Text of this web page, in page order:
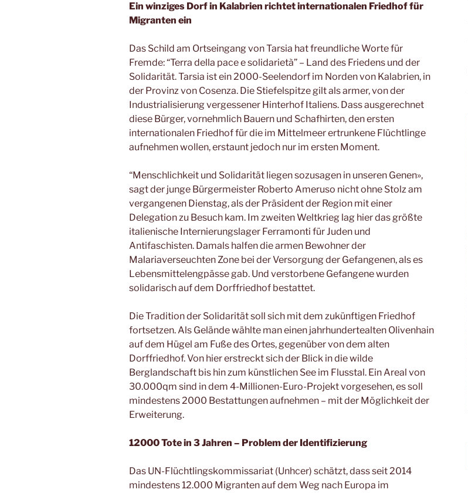
Ein winziges Dorf in Kalabrien richtet internationalen Friedhof für
Migranten ein
Das Schild am Ortseingang von Tarsia hat freundliche Worte für
Fremde: “Terra della pace e solidarietà” – Land des Friedens und der
Solidarität. Tarsia ist ein 2000-Seelendorf im Norden von Kalabrien, in
der Provinz von Cosenza. Die Stiefelspitze gilt als armer, von der
Industrialisierung vergessener Hinterhof Italiens. Dass ausgerechnet
diese Bürger, vornehmlich Bauern und Schafhirten, den ersten
internationalen Friedhof für die im Mittelmeer ertrunkene Flüchtlinge
aufnehmen wollen, erstaunt jedoch nur im ersten Moment.
“Menschlichkeit und Solidarität liegen sozusagen in unseren Genen»,
sagt der junge Bürgermeister Roberto Ameruso nicht ohne Stolz am
vergangenen Dienstag, als der Präsident der Region mit einer
Delegation zu Besuch kam. Im zweiten Weltkrieg lag hier das größte
italienische Internierungslager Ferramonti für Juden und
Antifaschisten. Damals halfen die armen Bewohner der
Malariaverseuchten Zone bei der Versorgung der Gefangenen, als es
Lebensmittelengpässe gab. Und verstorbene Gefangene wurden
solidarisch auf dem Dorffriedhof bestattet.
Die Tradition der Solidarität soll sich mit dem zukünftigen Friedhof
fortsetzen. Als Gelände wählte man einen jahrhundertealten Olivenhain
auf dem Hügel am Fuße des Ortes, gegenüber von dem alten
Dorffriedhof. Von hier erstreckt sich der Blick in die wilde
Berglandschaft bis hin zum künstlichen See im Flusstal. Ein Areal von
30.000qm sind in dem 4-Millionen-Euro-Projekt vorgesehen, es soll
mindestens 2000 Bestattungen aufnehmen – mit der Möglichkeit der
Erweiterung.
12000 Tote in 3 Jahren – Problem der Identifizierung
Das UN-Flüchtlingskommissariat (Unhcer) schätzt, dass seit 2014
mindestens 12.000 Migranten auf dem Weg nach Europa im